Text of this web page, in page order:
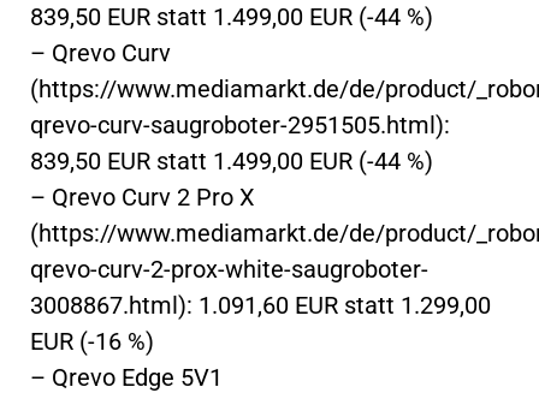
839,50 EUR statt 1.499,00 EUR (-44 %)
– Qrevo Curv
(https://www.mediamarkt.de/de/product/
qrevo-curv-saugroboter-2951505.html):
839,50 EUR statt 1.499,00 EUR (-44 %)
– Qrevo Curv 2 Pro X
(https://www.mediamarkt.de/de/product/
qrevo-curv-2-prox-white-saugroboter-
3008867.html): 1.091,60 EUR statt 1.299,00
EUR (-16 %)
– Qrevo Edge 5V1